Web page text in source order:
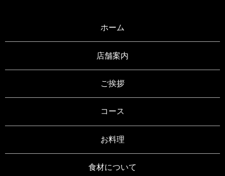
ホーム
店舗案内
ご挨拶
コース
お料理
食材について